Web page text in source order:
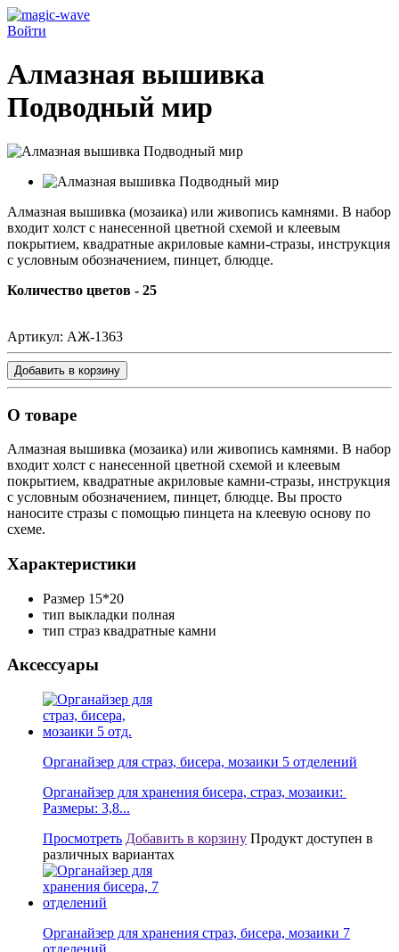
Войти
Алмазная вышивка
Подводный мир
Алмазная вышивка (мозаика) или живопись камнями. В набор
входит холст с нанесенной цветной схемой и клеевым
покрытием, квадратные акриловые камни-стразы, инструкция
с условным обозначением, пинцет, блюдце.
Количество цветов - 25
Артикул: АЖ-1363
Добавить в корзину
О товаре
Алмазная вышивка (мозаика) или живопись камнями. В набор
входит холст с нанесенной цветной схемой и клеевым
покрытием, квадратные акриловые камни-стразы, инструкция
с условным обозначением, пинцет, блюдце. Вы просто
наносите стразы с помощью пинцета на клеевую основу по
схеме.
Характеристики
Размер 15*20
тип выкладки полная
тип страз квадратные камни
Аксессуары
Органайзер для страз, бисера, мозаики 5 отделений
Органайзер для хранения бисера, страз, мозаики:
Размеры: 3,8...
Просмотреть Добавить в корзину Продукт доступен в
различных вариантах
Органайзер для хранения страз, бисера, мозаики 7